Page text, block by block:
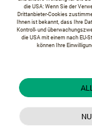
die USA: Wenn Sie der
Drittanbieter-Cookies
Ihnen ist bekannt, dass Ihre
Kontroll- und
die USA mit einem nach
können Ihre